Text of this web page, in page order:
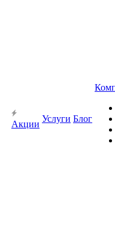
Акции
Услуги Блог